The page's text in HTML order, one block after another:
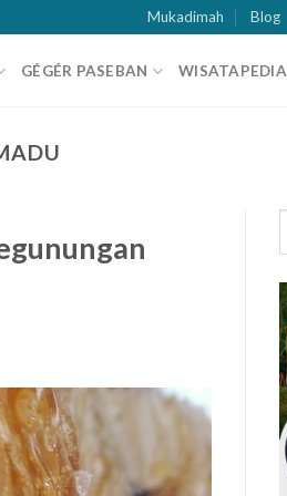
Mukadimah Blog
GÉGÉR PASEBAN WISATAPEDIA